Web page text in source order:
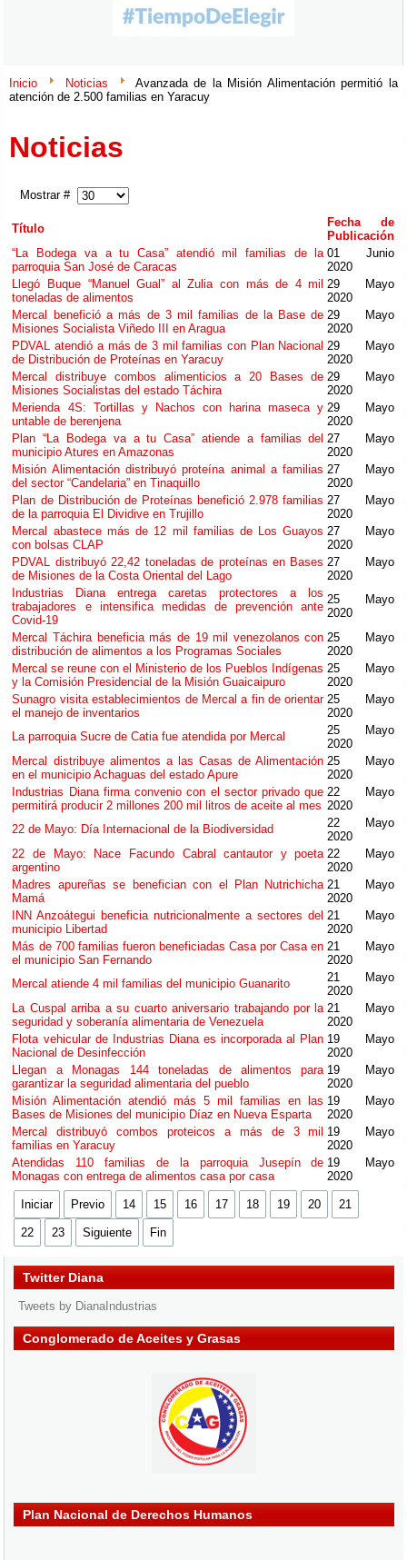
Inicio Noticias
Avanzada de la Misión Alimentación permitió la
atención de 2.500 familias en Yaracuy
Noticias
Mostrar #
Título
Fecha de
Publicación
“La Bodega va a tu Casa” atendió mil familias de la
parroquia San José de Caracas
01 Junio
2020
Llegó Buque “Manuel Gual” al Zulia con más de 4 mil
toneladas de alimentos
29 Mayo
2020
Mercal benefició a más de 3 mil familias de la Base de
Misiones Socialista Viñedo III en Aragua
29 Mayo
2020
PDVAL atendió a más de 3 mil familias con Plan Nacional
de Distribución de Proteínas en Yaracuy
29 Mayo
2020
Mercal distribuye combos alimenticios a 20 Bases de
Misiones Socialistas del estado Táchira
29 Mayo
2020
Merienda 4S: Tortillas y Nachos con harina maseca y
untable de berenjena
29 Mayo
2020
Plan “La Bodega va a tu Casa” atiende a familias del
municipio Atures en Amazonas
27 Mayo
2020
Misión Alimentación distribuyó proteína animal a familias
del sector “Candelaria” en Tinaquillo
27 Mayo
2020
Plan de Distribución de Proteínas benefició 2.978 familias
de la parroquia El Dividive en Trujillo
27 Mayo
2020
Mercal abastece más de 12 mil familias de Los Guayos
con bolsas CLAP
27 Mayo
2020
PDVAL distribuyó 22,42 toneladas de proteínas en Bases
de Misiones de la Costa Oriental del Lago
27 Mayo
2020
Industrias Diana entrega caretas protectores a los
trabajadores e intensifica medidas de prevención ante
Covid-19
25 Mayo
2020
Mercal Táchira beneficia más de 19 mil venezolanos con
distribución de alimentos a los Programas Sociales
25 Mayo
2020
Mercal se reune con el Ministerio de los Pueblos Indígenas
y la Comisión Presidencial de la Misión Guaicaipuro
25 Mayo
2020
Sunagro visita establecimientos de Mercal a fin de orientar
el manejo de inventarios
25 Mayo
2020
La parroquia Sucre de Catia fue atendida por Mercal
25 Mayo
2020
Mercal distribuye alimentos a las Casas de Alimentación
en el municipio Achaguas del estado Apure
25 Mayo
2020
Industrias Diana firma convenio con el sector privado que
permitirá producir 2 millones 200 mil litros de aceite al mes
22 Mayo
2020
22 de Mayo: Día Internacional de la Biodiversidad
22 Mayo
2020
22 de Mayo: Nace Facundo Cabral cantautor y poeta
argentino
22 Mayo
2020
Madres apureñas se benefician con el Plan Nutrichicha
Mamá
21 Mayo
2020
INN Anzoátegui beneficia nutricionalmente a sectores del
municipio Libertad
21 Mayo
2020
Más de 700 familias fueron beneficiadas Casa por Casa en
el municipio San Fernando
21 Mayo
2020
Mercal atiende 4 mil familias del municipio Guanarito
21 Mayo
2020
La Cuspal arriba a su cuarto aniversario trabajando por la
seguridad y soberanía alimentaria de Venezuela
21 Mayo
2020
Flota vehicular de Industrias Diana es incorporada al Plan
Nacional de Desinfección
19 Mayo
2020
Llegan a Monagas 144 toneladas de alimentos para
garantizar la seguridad alimentaria del pueblo
19 Mayo
2020
Misión Alimentación atendió más 5 mil familias en las
Bases de Misiones del municipio Díaz en Nueva Esparta
19 Mayo
2020
Mercal distribuyó combos proteicos a más de 3 mil
familias en Yaracuy
19 Mayo
2020
Atendidas 110 familias de la parroquia Jusepín de
Monagas con entrega de alimentos casa por casa
19 Mayo
2020
Iniciar Previo 14 15 16 17 18 19 20 21
22 23 Siguiente Fin
Twitter Diana
Tweets by DianaIndustrias
Conglomerado de Aceites y Grasas
Plan Nacional de Derechos Humanos